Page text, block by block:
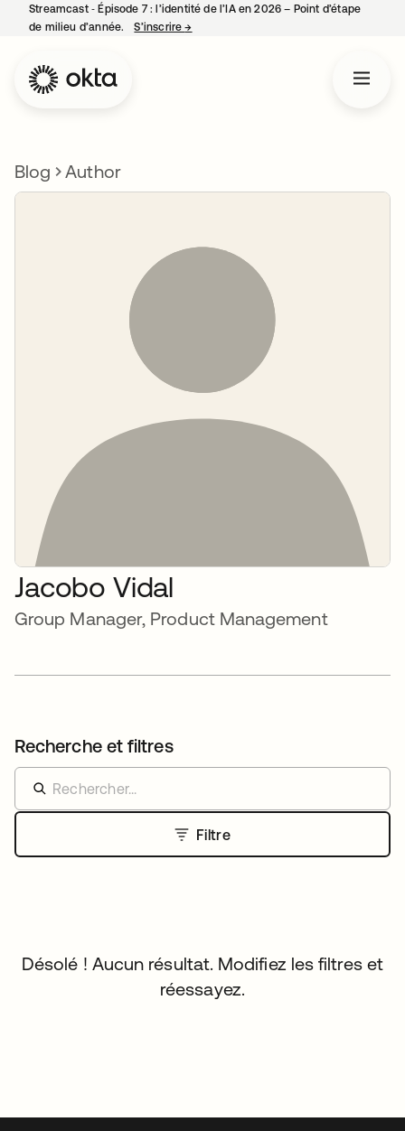
Streamcast ‑ Épisode 7 : l’identité de l’IA en 2026 – Point d’étape
de milieu d’année.
S’inscrire→
Blog Author
Jacobo Vidal
Group Manager, Product Management
Recherche et filtres
Filtre
Désolé ! Aucun résultat. Modifiez les filtres et
réessayez.